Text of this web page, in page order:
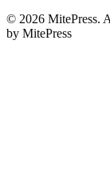
© 2026 MitePress.
by MitePress